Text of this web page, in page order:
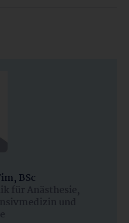
BSc
für Anästhesie,
und